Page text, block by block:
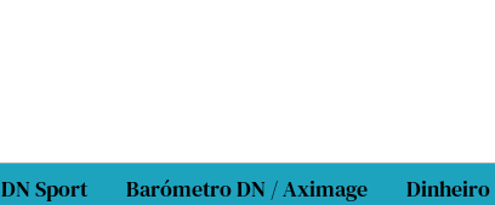
DN Sport Barómetro DN / Aximage Dinheiro